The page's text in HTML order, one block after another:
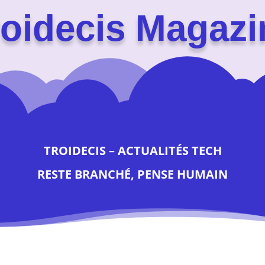
TROIDECIS – ACTUALITÉS TECH
RESTE BRANCHÉ, PENSE HUMAIN